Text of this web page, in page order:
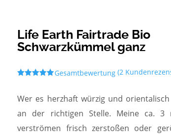
Life Earth Fairtrade Bio
Schwarzkümmel ganz
von 5,
basierend
Kundenbewe
Gesamtbewertung (2
Wer es herzhaft würzig und
an der richtigen Stelle. Meine ca. 3
verströmen frisch zerstoßen oder